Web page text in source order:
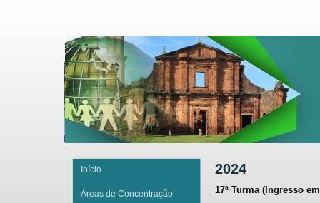
Início
Áreas de Concentração
2024
17ª Turma (Ingresso